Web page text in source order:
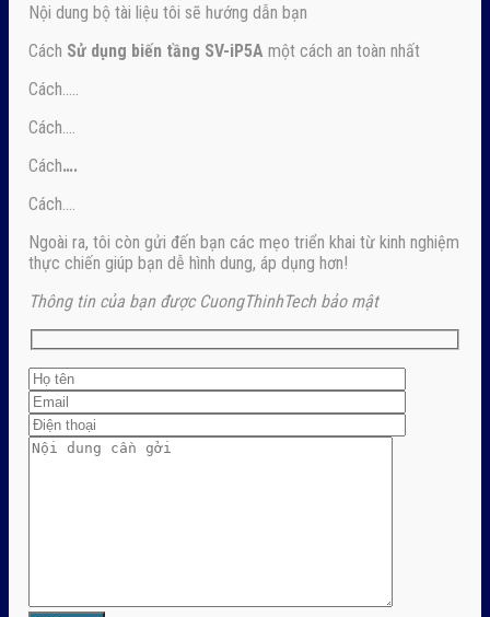
Nội dung bộ tài liệu tôi sẽ hướng dẫn bạn
Cách Sử dụng biến tầng SV-iP5A một cách an toàn nhất
Cách…..
Cách….
Cách….
Cách….
Ngoài ra, tôi còn gửi đến bạn các mẹo triển khai từ kinh nghiệm
thực chiến giúp bạn dễ hình dung, áp dụng hơn!
Thông tin của bạn được CuongThinhTech bảo mật